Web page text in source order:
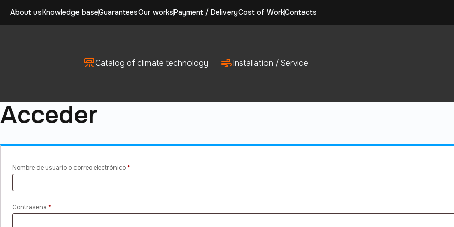
About usKnowledge baseGuaranteesOur worksPayment / DeliveryCost of WorkContacts
Catalog of climate technology Installation / Service
Acceder
Nombre de usuario o correo electrónico*
Contraseña *